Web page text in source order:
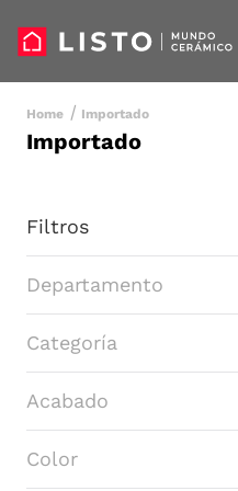
Importado
Importado
Filtros
Departamento
Proyectos Institucional
Baños
Categoría
Pisos Cerámicos
Pisos SPC
Paredes
Acabado
Brillante
Satinado
Color